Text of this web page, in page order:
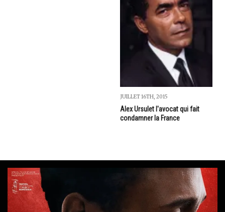
JUILLET 16TH, 2015
Alex Ursulet l'avocat qui fait
condamner la France